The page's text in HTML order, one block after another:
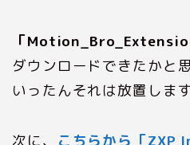
「
ダウンロードできたかと
いったんそれは放置します
次に、 こちらから「ZXP